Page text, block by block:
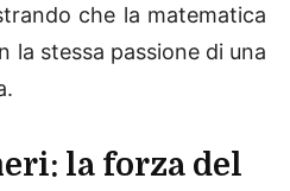
che la matematica
la stessa passione di una
la forza del